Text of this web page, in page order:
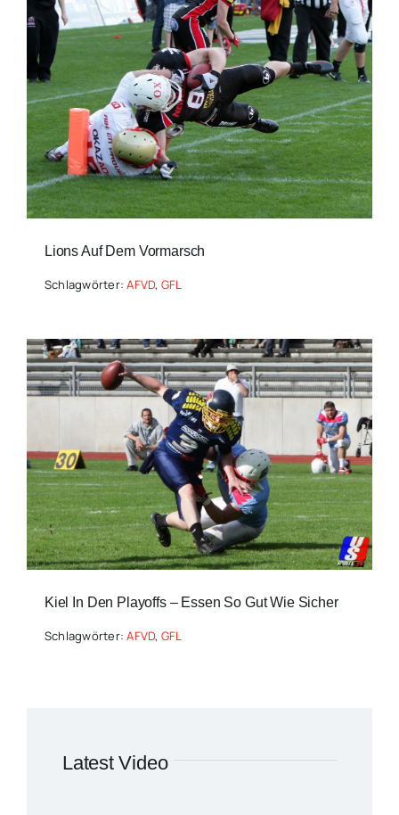
Lions Auf Dem Vormarsch
Schlagwörter:AFVD, GFL
Kiel In Den Playoffs – Essen So Gut Wie Sicher
Schlagwörter:AFVD, GFL
Latest Video